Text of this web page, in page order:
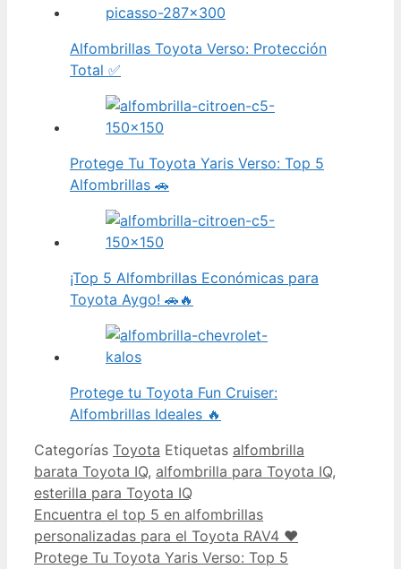
Alfombrillas Toyota Verso: Protección
Total ✅
Protege Tu Toyota Yaris Verso: Top 5
Alfombrillas 🚗
¡Top 5 Alfombrillas Económicas para
Toyota Aygo! 🚗🔥
Protege tu Toyota Fun Cruiser:
Alfombrillas Ideales 🔥
Categorías Toyota Etiquetas alfombrilla
barata Toyota IQ, alfombrilla para Toyota IQ,
esterilla para Toyota IQ
Encuentra el top 5 en alfombrillas
personalizadas para el Toyota RAV4 ❤️
Protege Tu Toyota Yaris Verso: Top 5